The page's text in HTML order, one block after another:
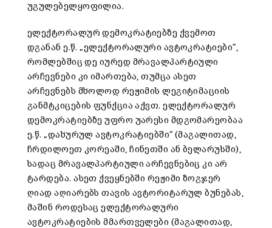
უგულებელყოფილია.
ელექტორალურ დემოკრატიებზე ქვემოთ
დგანან ე.წ. „ელექტორალური ავტოკრატიები“,
რომლებშიც დე იურედ მრავალპარტიული
არჩევნები კი იმართება, თუმცა ასეთ
არჩევნებს მხოლოდ რეჟიმის ლეგიტიმაციის
განმტკიცების ფუნქცია აქვთ. ელექტორალურ
დემოკრატიებზე უფრო უარესი მდგომარეობაა
ე.წ. „დახურულ ავტოკრატიებში“ (მაგალითად,
ჩრდილოეთ კორეაში, ჩინეთში ან ბელარუსში),
სადაც მრავალპარტიული არჩევნებიც კი არ
ტარდება. ასეთ ქვეყნებში რეჟიმი ზოგჯერ
ღიად აღიარებს თავის ავტორიტარულ ბუნებას,
მაშინ როდესაც ელექტორალური
ავტოკრატიების მმართველები (მაგალითად,